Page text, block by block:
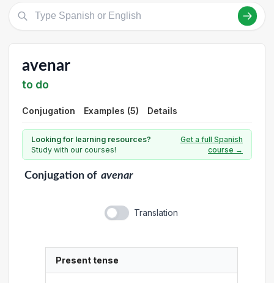
avenar
to do
Conjugation Examples (5) Details
Looking for learning resources?
Study with our courses!
Get a full Spanish
course →
Conjugationof avenar
Translation
Present tense